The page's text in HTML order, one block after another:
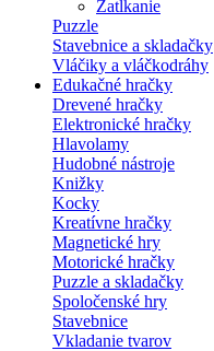
Zatĺkanie
Puzzle
Stavebnice a skladačky
Vláčiky a vláčkodráhy
Edukačné hračky
Drevené hračky
Elektronické hračky
Hlavolamy
Hudobné nástroje
Knižky
Kocky
Kreatívne hračky
Magnetické hry
Motorické hračky
Puzzle a skladačky
Spoločenské hry
Stavebnice
Vkladanie tvarov